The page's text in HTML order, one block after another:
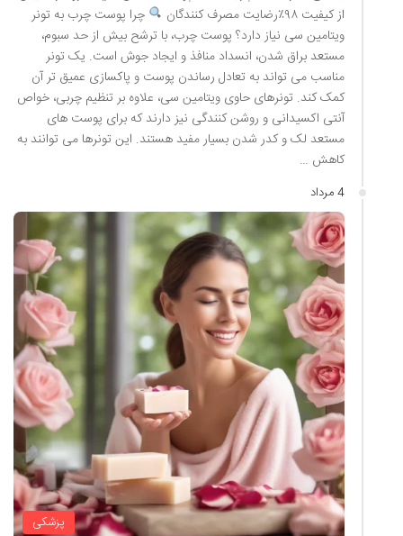
از کیفیت ۹۸٪رضایت مصرف کنندگان
چرا پوست چرب به تونر
ویتامین سی نیاز دارد؟ پوست چرب، با ترشح بیش از حد سبوم،
مستعد براق شدن، انسداد منافذ و ایجاد جوش است. یک تونر
مناسب می تواند به تعادل رساندن پوست و پاکسازی عمیق تر آن
کمک کند. تونرهای حاوی ویتامین سی، علاوه بر تنظیم چربی، خواص
آنتی اکسیدانی و روشن کنندگی نیز دارند که برای پوست های
مستعد لک و کدر شدن بسیار مفید هستند. این تونرها می توانند به
کاهش …
4 مرداد
پزشکی